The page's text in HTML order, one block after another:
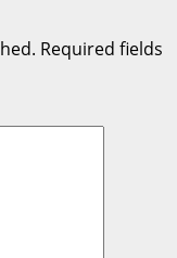
Required fields